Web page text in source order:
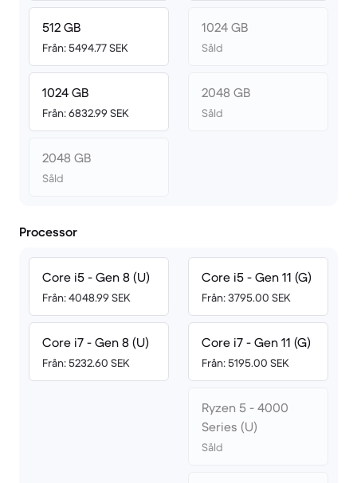
512 GB
Från: 5494.77 SEK
1024 GB
Från: 6832.99 SEK
2048 GB
Såld
1024 GB
Såld
2048 GB
Såld
Processor
Core i5 - Gen 8 (U)
Från: 4048.99 SEK
Core i7 - Gen 8 (U)
Från: 5232.60 SEK
Core i5 - Gen 11 (G)
Från: 3795.00 SEK
Core i7 - Gen 11 (G)
Från: 5195.00 SEK
Ryzen 5 - 4000
Series (U)
Såld